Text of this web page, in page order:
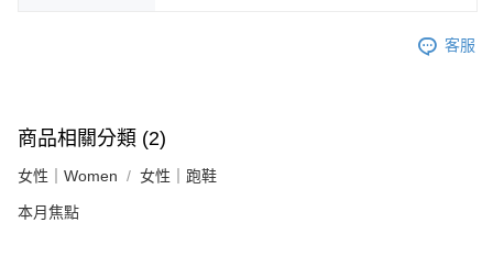
客服
商品相關分類 (2)
女性｜Women 女性｜跑鞋
本月焦點